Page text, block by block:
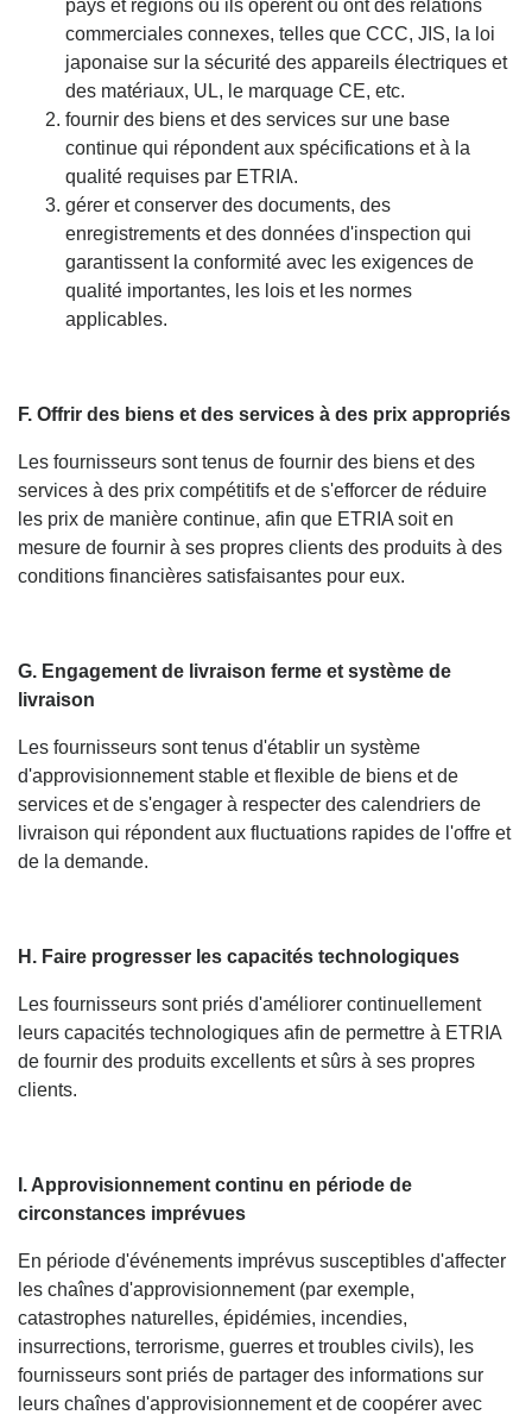
pays et régions où ils opèrent ou ont des relations
commerciales connexes, telles que CCC, JIS, la loi
japonaise sur la sécurité des appareils électriques et
des matériaux, UL, le marquage CE, etc.
fournir des biens et des services sur une base
continue qui répondent aux spécifications et à la
qualité requises par ETRIA.
gérer et conserver des documents, des
enregistrements et des données d'inspection qui
garantissent la conformité avec les exigences de
qualité importantes, les lois et les normes
applicables.
F. Offrir des biens et des services à des prix appropriés
Les fournisseurs sont tenus de fournir des biens et des
services à des prix compétitifs et de s'efforcer de réduire
les prix de manière continue, afin que ETRIA soit en
mesure de fournir à ses propres clients des produits à des
conditions financières satisfaisantes pour eux.
G. Engagement de livraison ferme et système de
livraison
Les fournisseurs sont tenus d'établir un système
d'approvisionnement stable et flexible de biens et de
services et de s'engager à respecter des calendriers de
livraison qui répondent aux fluctuations rapides de l'offre et
de la demande.
H. Faire progresser les capacités technologiques
Les fournisseurs sont priés d'améliorer continuellement
leurs capacités technologiques afin de permettre à ETRIA
de fournir des produits excellents et sûrs à ses propres
clients.
I. Approvisionnement continu en période de
circonstances imprévues
En période d'événements imprévus susceptibles d'affecter
les chaînes d'approvisionnement (par exemple,
catastrophes naturelles, épidémies, incendies,
insurrections, terrorisme, guerres et troubles civils), les
fournisseurs sont priés de partager des informations sur
leurs chaînes d'approvisionnement et de coopérer avec